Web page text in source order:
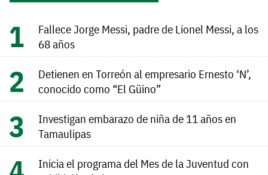
Fallece Jorge Messi, padre de Lionel Messi, a los
68 años
Detienen en Torreón al empresario Ernesto ‘N’,
conocido como “El Güino”
Investigan embarazo de niña de 11 años en
Tamaulipas
Inicia el programa del Mes de la Juventud con